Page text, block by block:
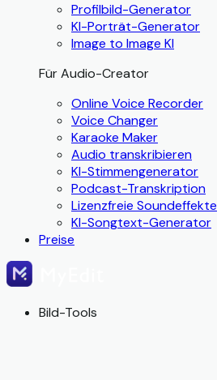
Profilbild-Generator
KI-Porträt-Generator
Image to Image KI
Für Audio-Creator
Online Voice Recorder
Voice Changer
Karaoke Maker
Audio transkribieren
KI-Stimmengenerator
Podcast-Transkription
Lizenzfreie Soundeffekte
KI-Songtext-Generator
Preise
Bild-Tools